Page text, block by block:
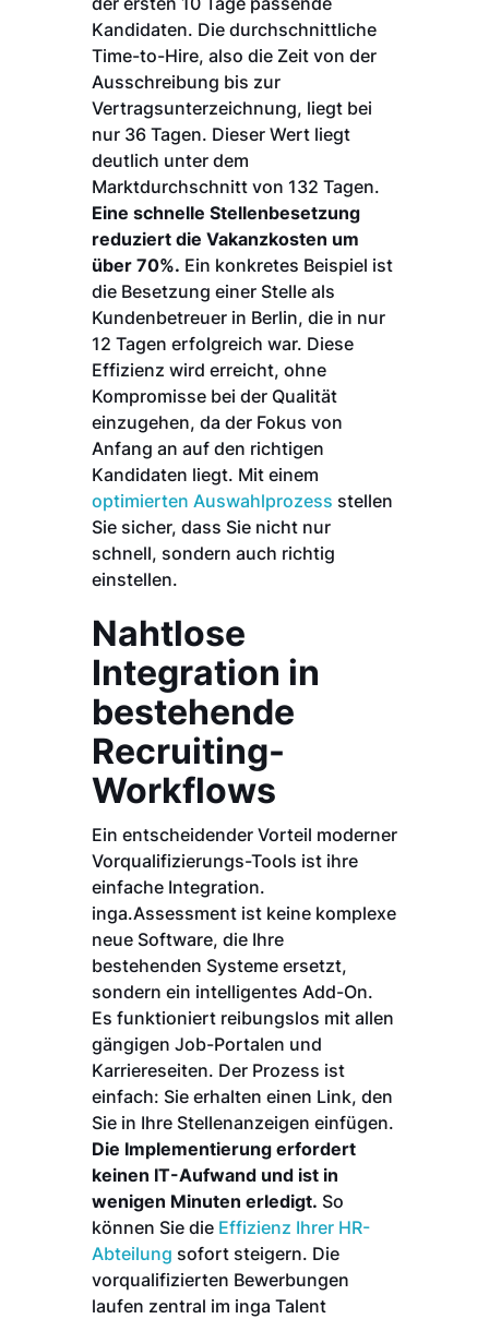
Kandidaten. Die durchschnittliche
Time-to-Hire, also die Zeit von der
Ausschreibung bis zur
Vertragsunterzeichnung, liegt bei
nur 36 Tagen. Dieser Wert liegt
deutlich unter dem
Marktdurchschnitt von 132 Tagen.
Eine schnelle Stellenbesetzung
reduziert die Vakanzkosten um
über 70%. Ein konkretes Beispiel ist
die Besetzung einer Stelle als
Kundenbetreuer in Berlin, die in nur
12 Tagen erfolgreich war. Diese
Effizienz wird erreicht, ohne
Kompromisse bei der Qualität
einzugehen, da der Fokus von
Anfang an auf den richtigen
Kandidaten liegt. Mit einem
optimierten Auswahlprozess stellen
Sie sicher, dass Sie nicht nur
schnell, sondern auch richtig
einstellen.
Nahtlose
Integration in
bestehende
Recruiting-
Workflows
Ein entscheidender Vorteil moderner
Vorqualifizierungs-Tools ist ihre
einfache Integration.
inga.Assessment ist keine komplexe
neue Software, die Ihre
bestehenden Systeme ersetzt,
sondern ein intelligentes Add-On.
Es funktioniert reibungslos mit allen
gängigen Job-Portalen und
Karriereseiten. Der Prozess ist
einfach: Sie erhalten einen Link, den
Sie in Ihre Stellenanzeigen einfügen.
Die Implementierung erfordert
keinen IT-Aufwand und ist in
wenigen Minuten erledigt. So
können Sie die Effizienz Ihrer HR-
Abteilung sofort steigern. Die
vorqualifizierten Bewerbungen
laufen zentral im inga Talent